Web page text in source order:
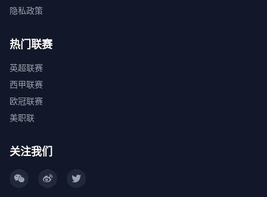
隐私政策
热门联赛
英超联赛
西甲联赛
欧冠联赛
美职联
关注我们